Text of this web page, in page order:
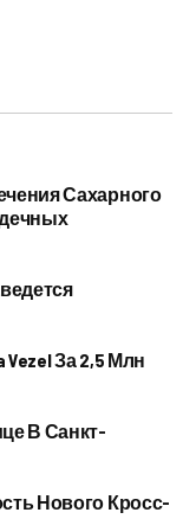
Сахарного
За 2,5 Млн
В Санкт-
Нового Кросс-